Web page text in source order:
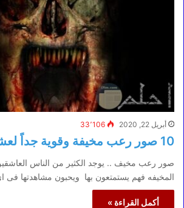
أبريل 22, 2020 33٬106
10 صور رعب مخيفة وقوية جداً لعشاق الرعب
صور رعب مخيف .. يوجد الكثير من الناس
المخيفه فهم يستمتعون بها ويحبون مشاهدتها
أكمل القراءة »